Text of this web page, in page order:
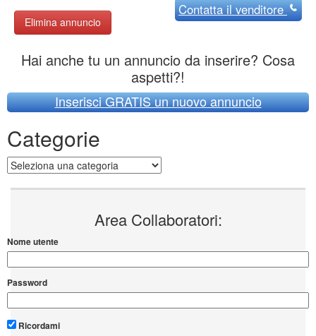
Elimina annuncio
Contattail venditore
Hai anche tu un annuncio da inserire? Cosa
aspetti?!
Inserisci GRATIS un nuovo annuncio
Categorie
Categorie
Area Collaboratori:
Nome utente
Password
Ricordami